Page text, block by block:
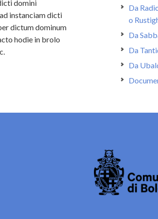
domini
instanciam dicti
dictum dominum
hodie in brolo
Da
o
Da
Da
Da